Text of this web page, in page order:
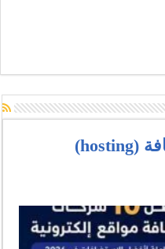
أفضل 10 شركات إستضافة (hosting)